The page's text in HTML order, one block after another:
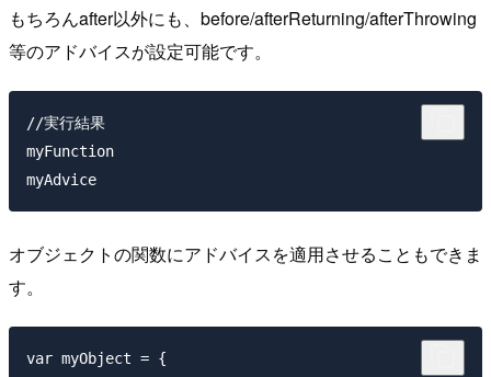
もちろんafter以外にも、before/afterReturning/afterThrowing
等のアドバイスが設定可能です。
//実行結果
myFunction
オブジェクトの関数にアドバイスを適用させることもできま
す。
var myObject = {